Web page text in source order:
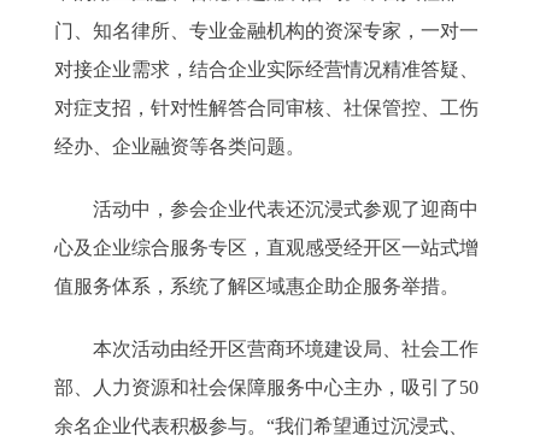
门、知名律所、专业金融机构的资深专家，一对一
对接企业需求，结合企业实际经营情况精准答疑、
对症支招，针对性解答合同审核、社保管控、工伤
经办、企业融资等各类问题。
活动中，参会企业代表还沉浸式参观了迎商中
心及企业综合服务专区，直观感受经开区一站式增
值服务体系，系统了解区域惠企助企服务举措。
本次活动由经开区营商环境建设局、社会工作
部、人力资源和社会保障服务中心主办，吸引了50
余名企业代表积极参与。“我们希望通过沉浸式、